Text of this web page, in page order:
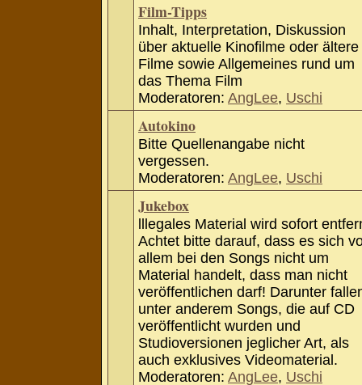
Film-Tipps
Inhalt, Interpretation, Diskussion
über aktuelle Kinofilme oder ältere
Filme sowie Allgemeines rund um
das Thema Film
Moderatoren: AngLee, Uschi
Autokino
Bitte Quellenangabe nicht
vergessen.
Moderatoren: AngLee, Uschi
Jukebox
lllegales Material wird sofort
Achtet bitte darauf, dass es sich
allem bei den Songs nicht um
Material handelt, dass man nicht
veröffentlichen darf! Darunter
unter anderem Songs, die auf CD
veröffentlicht wurden und
Studioversionen jeglicher Art, als
auch exklusives Videomaterial.
Moderatoren: AngLee, Uschi